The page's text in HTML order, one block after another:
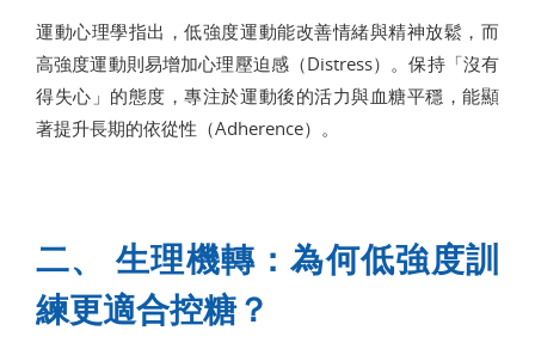
運動心理學指出，低強度運動能改善情緒與精神放鬆，而
高強度運動則易增加心理壓迫感（Distress）。保持「沒有
得失心」的態度，專注於運動後的活力與血糖平穩，能顯
著提升長期的依從性（Adherence）。
二、 生理機轉：為何低強度訓
練更適合控糖？